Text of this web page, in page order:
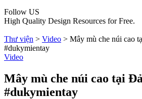
Follow US
High Quality Design Resources for Free.
Thư viện > Video > Mây mù che núi cao
#dukymientay
Video
Mây mù che núi cao tại
#dukymientay